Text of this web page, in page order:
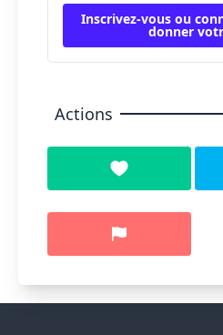
Inscrivez-vous ou
donner
Actions